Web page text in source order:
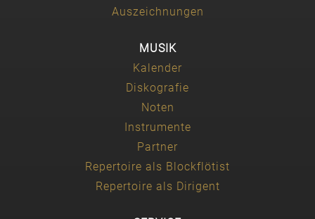
Auszeichnungen
MUSIK
Kalender
Diskografie
Noten
Instrumente
Partner
Repertoire als Blockflötist
Repertoire als Dirigent